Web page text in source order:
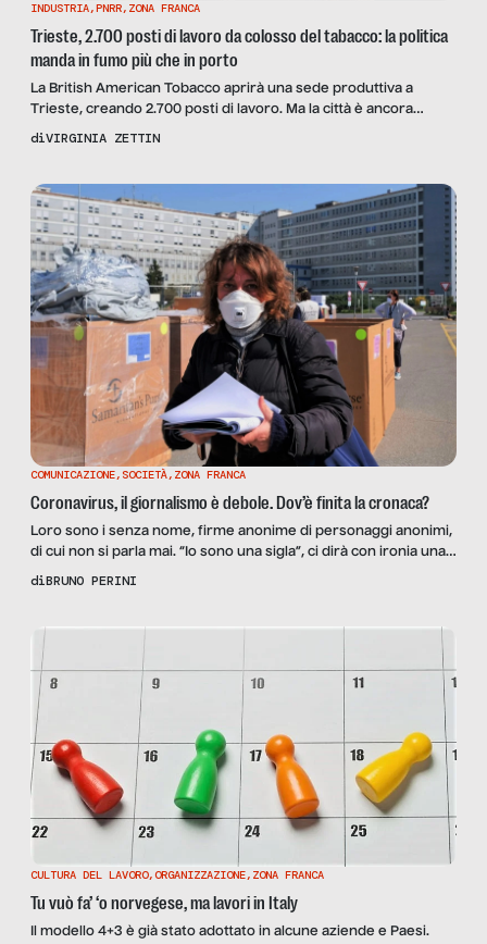
INDUSTRIA,PNRR, ZONA FRANCA
Trieste, 2.700 posti di lavoro da colosso del tabacco: la politica
manda in fumo più che in porto
La British American Tobacco aprirà una sede produttiva a
Trieste, creando 2.700 posti di lavoro. Ma la città è ancora
seduta sul suo vero tesoro: il porto franco, che nelle agende
Libero di Trieste.
diVIRGINIA ZETTIN
COMUNICAZIONE, SOCIETÀ, ZONA FRANCA
Coronavirus, il giornalismo è debole. Dov’è finita la cronaca?
Loro sono i senza nome, firme anonime di personaggi anonimi,
di cui non si parla mai. “Io sono una sigla”, ci dirà con ironia una
giornalista dell’ANSA che fa questo mestiere da anni. In effetti è
diBRUNO PERINI
CULTURA DEL LAVORO,ORGANIZZAZIONE, ZONA FRANCA
Tu vuò fa’ ‘o norvegese, ma lavori in Italy
Il modello 4+3 è già stato adottato in alcune aziende e Paesi.